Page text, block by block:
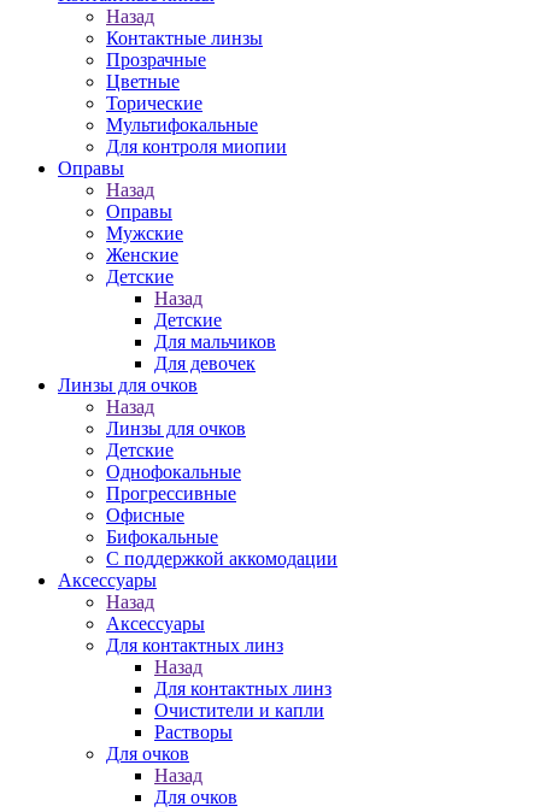
Назад
Контактные линзы
Прозрачные
Цветные
Торические
Мультифокальные
Для контроля миопии
Оправы
Назад
Оправы
Мужские
Женские
Детские
Назад
Детские
Для мальчиков
Для девочек
Линзы для очков
Назад
Линзы для очков
Детские
Однофокальные
Прогрессивные
Офисные
Бифокальные
С поддержкой аккомодации
Аксессуары
Назад
Аксессуары
Для контактных линз
Назад
Для контактных линз
Очистители и капли
Растворы
Для очков
Назад
Для очков